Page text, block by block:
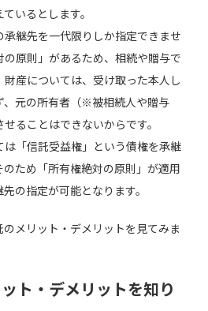
いるとします。
継先を一代限りしか指定できませ
原則」があるため、相続や贈与で
産については、受け取った本人し
、元の所有者（※被相続人や贈与
ることはできないからです。
「信託受益権」という債権を承継
ため「所有権絶対の原則」が適用
の指定が可能となります。
メリット・デメリットを見てみま
ト・デメリットを知り